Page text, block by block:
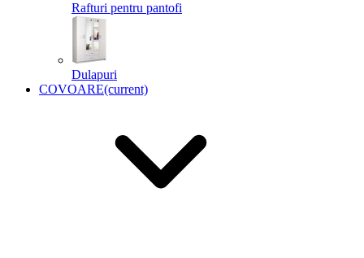
Rafturi pentru pantofi
Dulapuri
COVOARE(current)